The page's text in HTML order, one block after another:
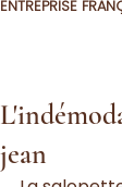
ENTREPRISE
jean